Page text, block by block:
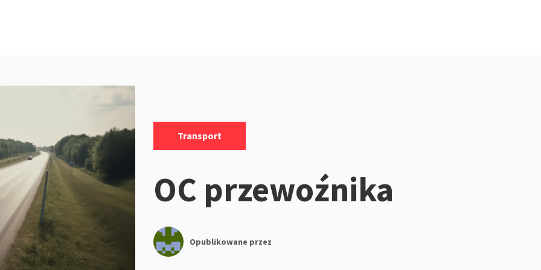
Transport
OC przewoźnika
Opublikowane przez